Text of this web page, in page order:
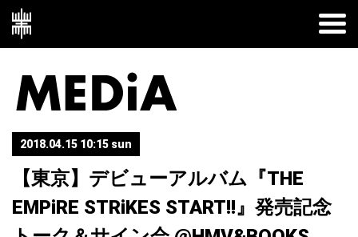
2018.04.15 10:15 sun
【東京】デビューアルバム『THE
EMPiRE STRiKES START!!』発売記念